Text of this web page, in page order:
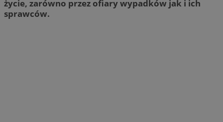
życie, zarówno przez ofiary wypadków jak i ich
sprawców.